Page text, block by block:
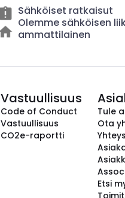
Sähköiset ratkaisut
Olemme sähköisen
ammattilainen
Vastuullisuus
Code of Conduct
Vastuullisuus
CO2e-raportti
Tule
Ota
Etsi